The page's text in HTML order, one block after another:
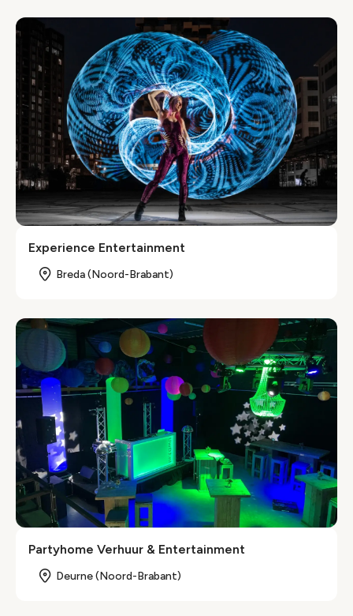
Experience Entertainment
Breda (Noord-Brabant)
Partyhome Verhuur & Entertainment
Deurne (Noord-Brabant)